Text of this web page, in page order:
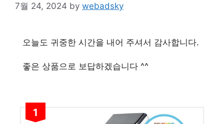
7월 24, 2024 by webadsky
오늘도 귀중한 시간을 내어 주셔서 감사합니다.
좋은 상품으로 보답하겠습니다 ^^
1